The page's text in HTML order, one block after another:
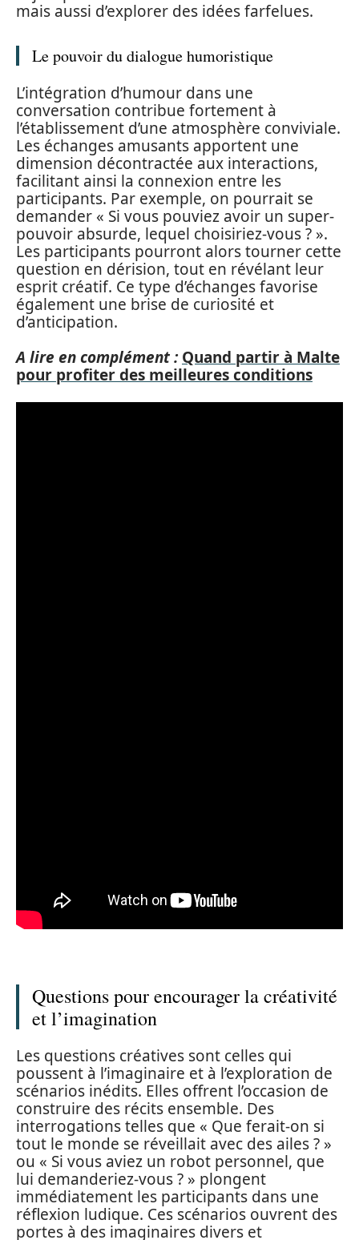
mais aussi d’explorer des idées farfelues.
Le pouvoir du dialogue humoristique
L’intégration d’humour dans une
conversation contribue fortement à
l’établissement d’une atmosphère conviviale.
Les échanges amusants apportent une
dimension décontractée aux interactions,
facilitant ainsi la connexion entre les
participants. Par exemple, on pourrait se
demander « Si vous pouviez avoir un super-
pouvoir absurde, lequel choisiriez-vous ? ».
Les participants pourront alors tourner cette
question en dérision, tout en révélant leur
esprit créatif. Ce type d’échanges favorise
également une brise de curiosité et
d’anticipation.
A lire en complément : Quand partir à Malte
pour profiter des meilleures conditions
Questions pour encourager la créativité
et l’imagination
Les questions créatives sont celles qui
poussent à l’imaginaire et à l’exploration de
scénarios inédits. Elles offrent l’occasion de
construire des récits ensemble. Des
interrogations telles que « Que ferait-on si
tout le monde se réveillait avec des ailes ? »
ou « Si vous aviez un robot personnel, que
lui demanderiez-vous ? » plongent
immédiatement les participants dans une
réflexion ludique. Ces scénarios ouvrent des
portes à des imaginaires divers et